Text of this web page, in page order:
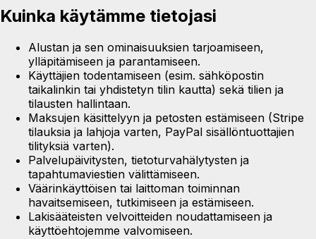
Kuinka käytämme tietojasi
Alustan ja sen ominaisuuksien tarjoamiseen,
ylläpitämiseen ja parantamiseen.
Käyttäjien todentamiseen (esim. sähköpostin
taikalinkin tai yhdistetyn tilin kautta) sekä tilien ja
tilausten hallintaan.
Maksujen käsittelyyn ja petosten estämiseen (Stripe
tilauksia ja lahjoja varten, PayPal sisällöntuottajien
tilityksiä varten).
Palvelupäivitysten, tietoturvahälytysten ja
tapahtumaviestien välittämiseen.
Väärinkäyttöisen tai laittoman toiminnan
havaitsemiseen, tutkimiseen ja estämiseen.
Lakisääteisten velvoitteiden noudattamiseen ja
käyttöehtojemme valvomiseen.